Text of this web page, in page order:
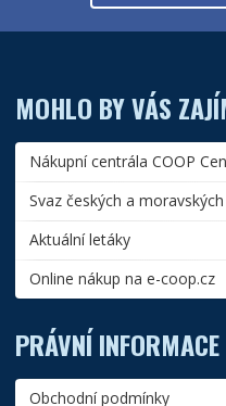
MOHLO BY VÁS
Nákupní centrála COOP
Svaz českých a
Aktuální letáky
Online nákup na e-coop.cz
PRÁVNÍ INFORMACE
Obchodní podmínky